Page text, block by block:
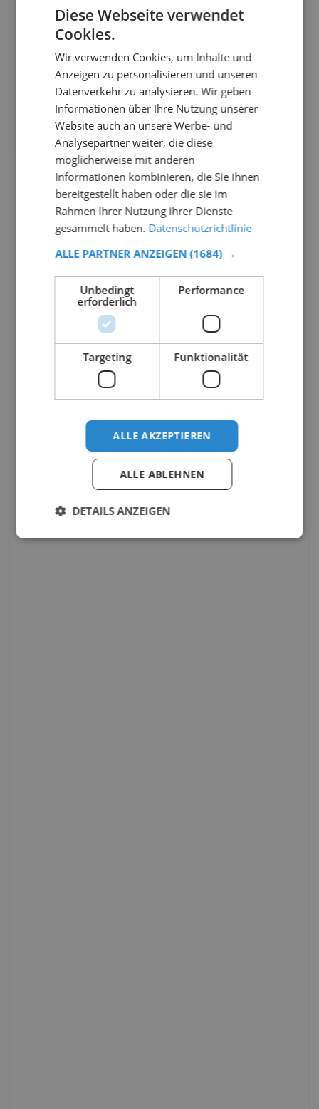
Diese Webseite verwendet
Cookies.
Wir verwenden Cookies, um Inhalte und
Anzeigen zu personalisieren und unseren
Datenverkehr zu analysieren. Wir geben
Informationen über Ihre Nutzung unserer
Website auch an unsere Werbe- und
Analysepartner weiter, die diese
möglicherweise mit anderen
Informationen kombinieren, die Sie ihnen
bereitgestellt haben oder die sie im
Rahmen Ihrer Nutzung ihrer Dienste
gesammelt haben. Datenschutzrichtlinie
ALLE PARTNER ANZEIGEN (1684) →
Unbedingt
erforderlich
Performance
Targeting Funktionalität
ALLE AKZEPTIEREN
ALLE ABLEHNEN
DETAILS ANZEIGEN